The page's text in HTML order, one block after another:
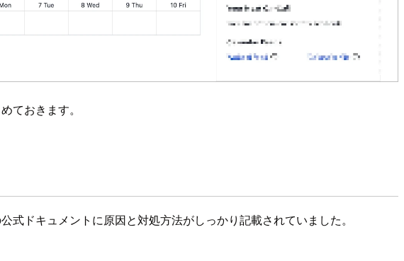
ておきます。
ドキュメントに原因と対処方法がしっかり記載されていました。